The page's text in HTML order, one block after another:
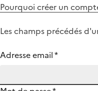
Pourquoi créer un
Les champs précédés
Adresse email*